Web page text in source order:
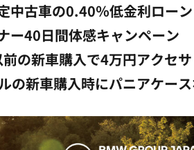
中古車の0.40％低金利ローン
ー40日間体感キャンペーン
の新車購入で4万円アクセ
の新車購入時にパニアケー